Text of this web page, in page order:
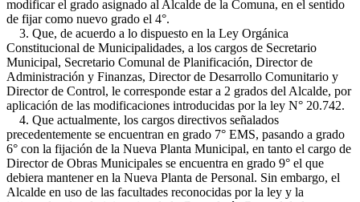
modificar el grado asignado al Alcalde de la Comuna, en el sentido
de fijar como nuevo grado el 4°.
3. Que, de acuerdo a lo dispuesto en la Ley Orgánica
Constitucional de Municipalidades, a los cargos de Secretario
Municipal, Secretario Comunal de Planificación, Director de
Administración y Finanzas, Director de Desarrollo Comunitario y
Director de Control, le corresponde estar a 2 grados del Alcalde, por
aplicación de las modificaciones introducidas por la ley N° 20.742.
4. Que actualmente, los cargos directivos señalados
precedentemente se encuentran en grado 7° EMS, pasando a grado
6° con la fijación de la Nueva Planta Municipal, en tanto el cargo de
Director de Obras Municipales se encuentra en grado 9° el que
debiera mantener en la Nueva Planta de Personal. Sin embargo, el
Alcalde en uso de las facultades reconocidas por la ley y la